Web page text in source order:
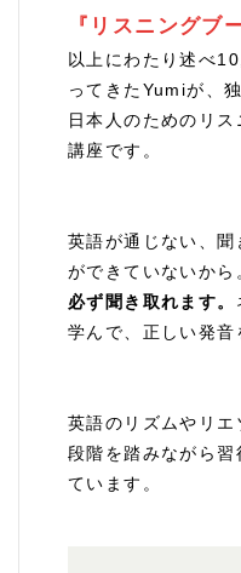
『リスニングブ
以上にわたり述べ
ってきたYumiが、
日本人のためのリ
講座です。
英語が通じない、
ができていないから
必ず聞き取れます。
学んで、正しい発音
英語のリズムやリエ
段階を踏みながら
ています。